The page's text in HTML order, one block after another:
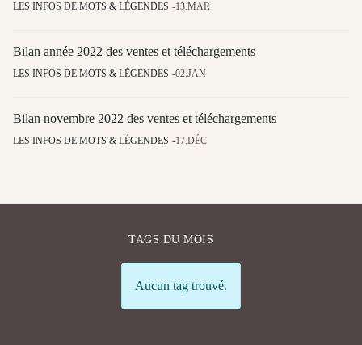
LES INFOS DE MOTS & LÉGENDES 13.MAR
Bilan année 2022 des ventes et téléchargements
LES INFOS DE MOTS & LÉGENDES 02.JAN
Bilan novembre 2022 des ventes et téléchargements
LES INFOS DE MOTS & LÉGENDES 17.DÉC
TAGS DU MOIS
Info
Aucun tag trouvé.